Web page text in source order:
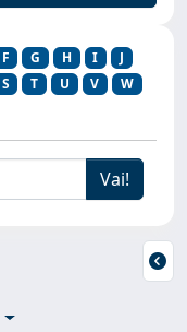
F G H I
J
S T U V
W